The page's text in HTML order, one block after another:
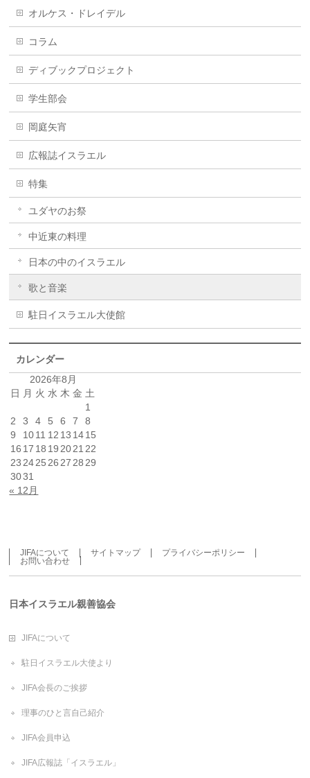
オルケス・ドレイデル
コラム
ディブックプロジェクト
学生部会
岡庭矢宵
広報誌イスラエル
特集
ユダヤのお祭
中近東の料理
日本の中のイスラエル
歌と音楽
駐日イスラエル大使館
カレンダー
2026年8月
日 月 火 水 木 金 土
1
2
3 4 5 6 7
8
9
1011 12 13 1415
16 17 18 19 2021 22
23 2425 26 27 28 29
3031
« 12月
JIFAについて サイトマップ
プライバシーポリシー
お問い合わせ
日本イスラエル親善協会
JIFAについて
駐日イスラエル大使より
JIFA会長のご挨拶
理事のひと言自己紹介
JIFA会員申込
JIFA広報誌「イスラエル」